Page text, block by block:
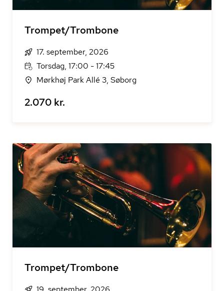
Trompet/Trombone
17. september, 2026
Torsdag, 17:00 - 17:45
Mørkhøj Park Allé 3, Søborg
2.070 kr.
Trompet/Trombone